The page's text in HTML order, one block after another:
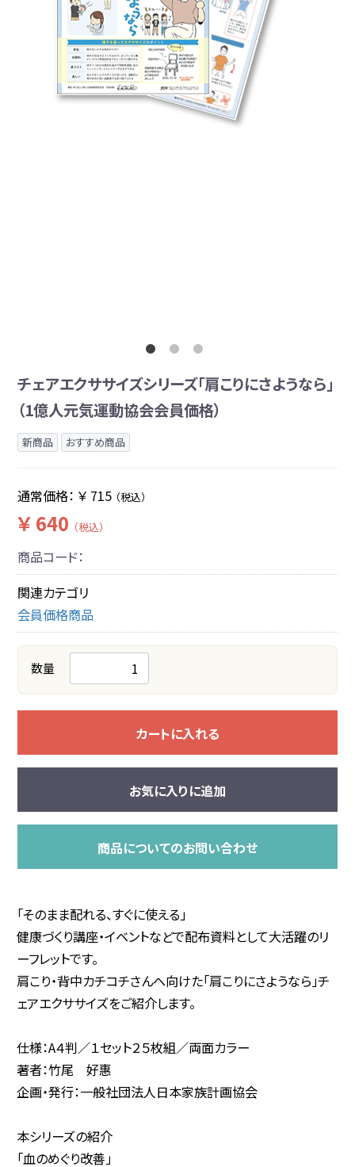
チェアエクササイズシリーズ「肩こりにさようなら」
（1億人元気運動協会会員価格）
新商品 おすすめ商品
通常価格： ￥ 715 （税込）
￥ 640 （税込）
商品コード：
関連カテゴリ
会員価格商品
数量
カートに入れる
お気に入りに追加
商品についてのお問い合わせ
「そのまま配れる、すぐに使える」
健康づくり講座・イベントなどで配布資料として大活躍のリ
ーフレットです。
肩こり・背中カチコチさんへ向けた「肩こりにさようなら」チ
ェアエクササイズをご紹介します。
仕様：A４判／１セット２５枚組／両面カラー
著者：竹尾 好惠
企画・発行：一般社団法人日本家族計画協会
本シリーズの紹介
「血のめぐり改善」